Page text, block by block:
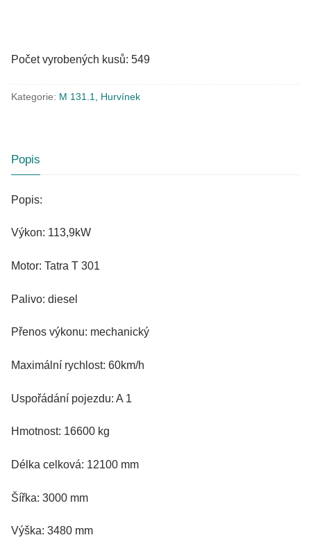
Počet vyrobených kusů: 549
Kategorie: M 131.1, Hurvínek
Popis
Popis:
Výkon: 113,9kW
Motor: Tatra T 301
Palivo: diesel
Přenos výkonu: mechanický
Maximální rychlost: 60km/h
Uspořádání pojezdu: A 1
Hmotnost: 16600 kg
Délka celková: 12100 mm
Šířka: 3000 mm
Výška: 3480 mm